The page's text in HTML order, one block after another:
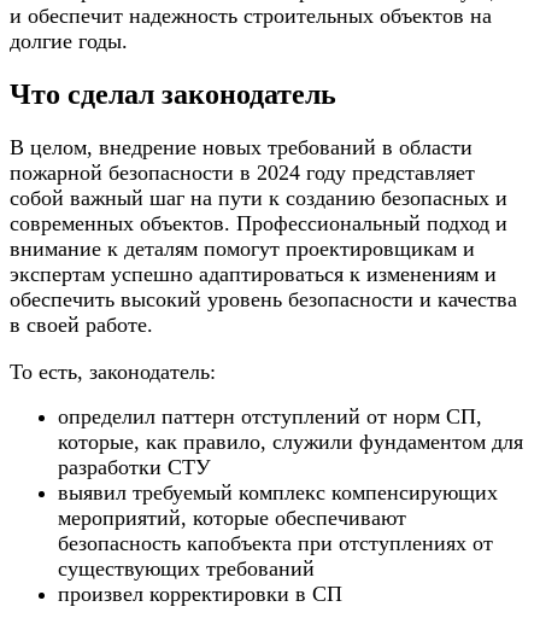
и обеспечит надежность строительных объектов на
долгие годы.
Что сделал законодатель
В целом, внедрение новых требований в области
пожарной безопасности в 2024 году представляет
собой важный шаг на пути к созданию безопасных и
современных объектов. Профессиональный подход и
внимание к деталям помогут проектировщикам и
экспертам успешно адаптироваться к изменениям и
обеспечить высокий уровень безопасности и качества
в своей работе.
То есть, законодатель:
определил паттерн отступлений от норм СП,
которые, как правило, служили фундаментом для
разработки СТУ
выявил требуемый комплекс компенсирующих
мероприятий, которые обеспечивают
безопасность капобъекта при отступлениях от
существующих требований
произвел корректировки в СП